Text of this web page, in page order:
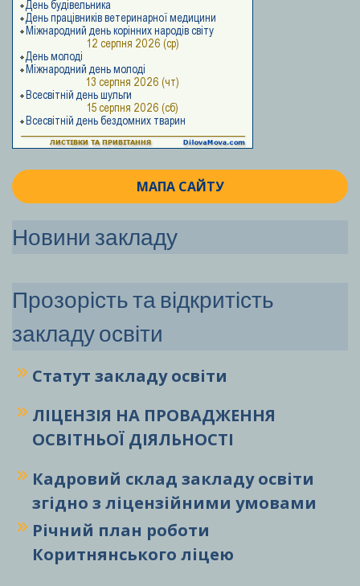
МАПА САЙТУ
Новини закладу
Прозорість та відкритість
закладу освіти
Статут закладу освіти
ЛІЦЕНЗІЯ НА ПРОВАДЖЕННЯ
ОСВІТНЬОЇ ДІЯЛЬНОСТІ
Кадровий склад закладу освіти
згідно з ліцензійними умовами
Річний план роботи
Коритнянського ліцею